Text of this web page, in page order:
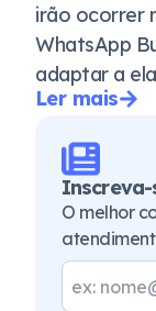
irão ocorrer
WhatsApp
adaptar a
Ler mais
Inscreva-
O melhor